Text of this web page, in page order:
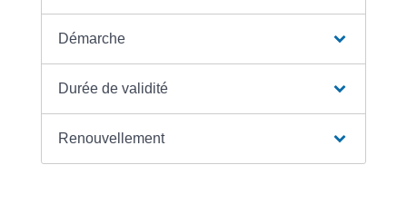
Démarche
Durée de validité
Renouvellement